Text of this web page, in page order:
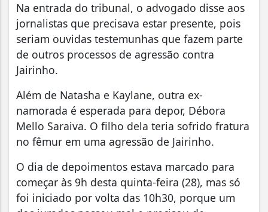
Na entrada do tribunal, o advogado disse aos
jornalistas que precisava estar presente, pois
seriam ouvidas testemunhas que fazem parte
de outros processos de agressão contra
Jairinho.
Além de Natasha e Kaylane, outra ex-
namorada é esperada para depor, Débora
Mello Saraiva. O filho dela teria sofrido fratura
no fêmur em uma agressão de Jairinho.
O dia de depoimentos estava marcado para
começar às 9h desta quinta-feira (28), mas só
foi iniciado por volta das 10h30, porque um